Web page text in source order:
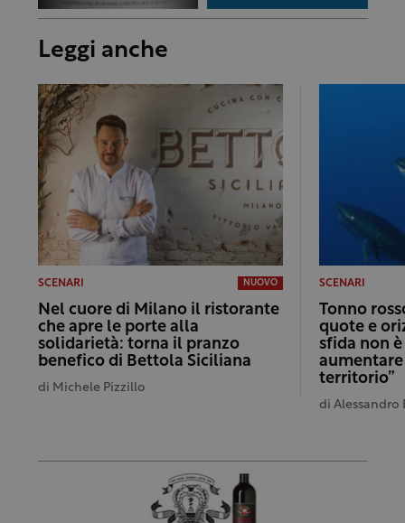
Leggi anche
SCENARI NUOVO
Nel cuore di Milano il ristorante
che apre le porte alla
solidarietà: torna il pranzo
benefico di Bettola Siciliana
di Michele Pizzillo
SCENARI
Tonno
quote e
sfida non
territorio”
diAlessandro